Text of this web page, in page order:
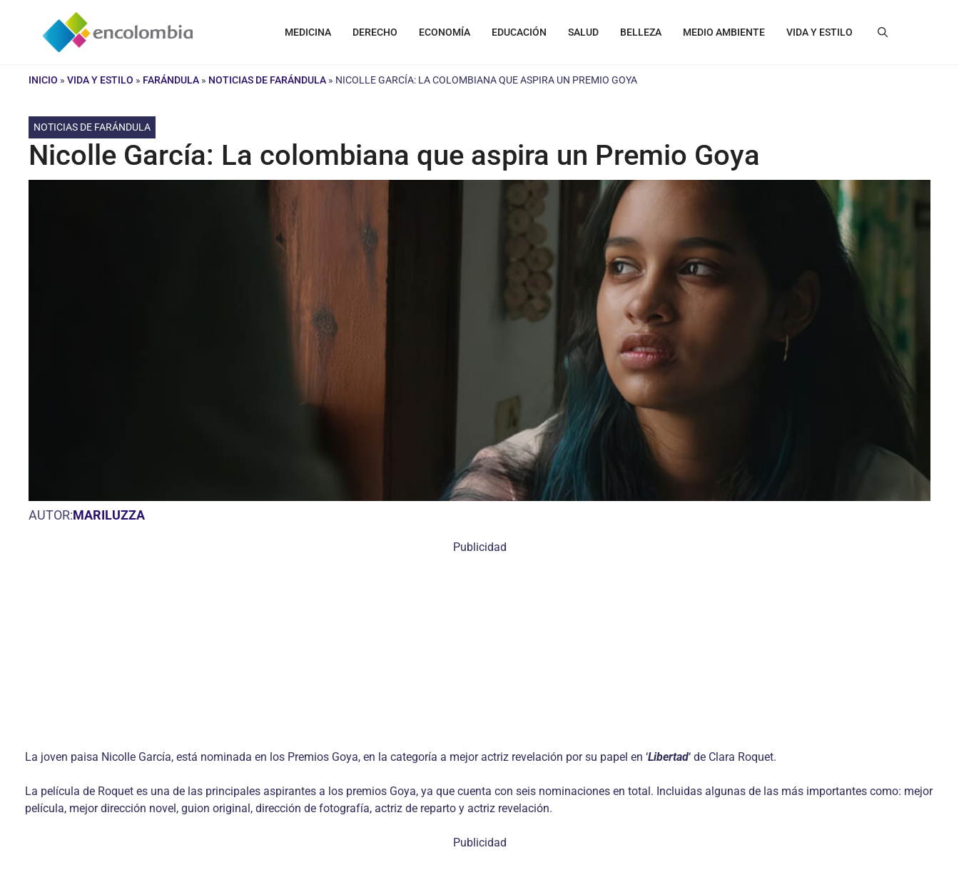
contenido
MEDICINA DERECHO ECONOMÍA EDUCACIÓN SALUD BELLEZA MEDIO AMBIENTE VIDA Y ESTILO
INICIO » VIDA Y ESTILO » FARÁNDULA » NOTICIAS DE FARÁNDULA » NICOLLE GARCÍA: LA COLOMBIANA QUE ASPIRA UN PREMIO GOYA
NOTICIAS DE FARÁNDULA
Nicolle García: La colombiana que aspira un Premio Goya
AUTOR:MARILUZZA
Publicidad
La joven paisa Nicolle García, está nominada en los Premios Goya, en la categoría a mejor actriz revelación por su papel en ‘Libertad‘ de Clara Roquet.
La película de Roquet es una de las principales aspirantes a los premios Goya, ya que cuenta con seis nominaciones en total. Incluidas algunas de las más importantes como: mejor
película, mejor dirección novel, guion original, dirección de fotografía, actriz de reparto y actriz revelación.
Publicidad